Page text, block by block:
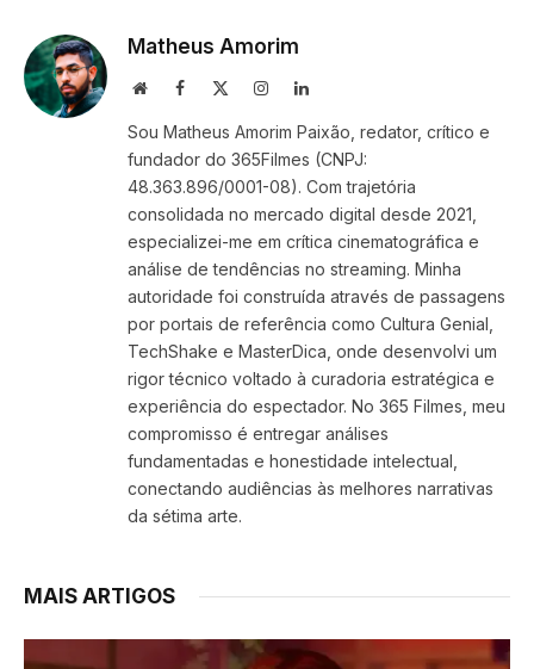
Matheus Amorim
WebsiteFacebook InstagramLinkedIn
Sou Matheus Amorim Paixão, redator, crítico e
fundador do 365Filmes (CNPJ:
48.363.896/0001-08). Com trajetória
consolidada no mercado digital desde 2021,
especializei-me em crítica cinematográfica e
análise de tendências no streaming. Minha
autoridade foi construída através de passagens
por portais de referência como Cultura Genial,
TechShake e MasterDica, onde desenvolvi um
rigor técnico voltado à curadoria estratégica e
experiência do espectador. No 365 Filmes, meu
compromisso é entregar análises
fundamentadas e honestidade intelectual,
conectando audiências às melhores narrativas
da sétima arte.
MAIS ARTIGOS